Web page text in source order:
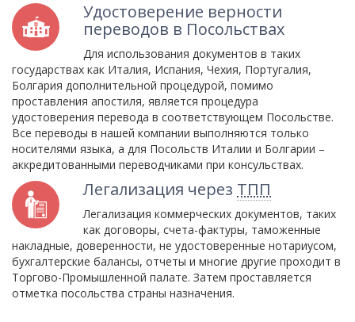
Удостоверение верности
переводов в Посольствах
Для использования документов в таких
государствах как Италия, Испания, Чехия, Португалия,
Болгария дополнительной процедурой, помимо
проставления апостиля, является процедура
удостоверения перевода в соответствующем Посольстве.
Все переводы в нашей компании выполняются только
носителями языка, а для Посольств Италии и Болгарии –
аккредитованными переводчиками при консульствах.
Легализация через ТПП
Легализация коммерческих документов, таких
как договоры, счета-фактуры, таможенные
накладные, доверенности, не удостоверенные нотариусом,
бухгалтерские балансы, отчеты и многие другие проходит в
Торгово-Промышленной палате. Затем проставляется
отметка посольства страны назначения.